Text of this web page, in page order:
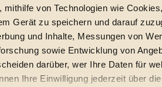
von Technologien wie
Gerät zu speichern und darauf
und Inhalte, Messungen von
sowie Entwicklung von
darüber, wer Ihre Daten für
Ihre Einwilligung jederzeit über